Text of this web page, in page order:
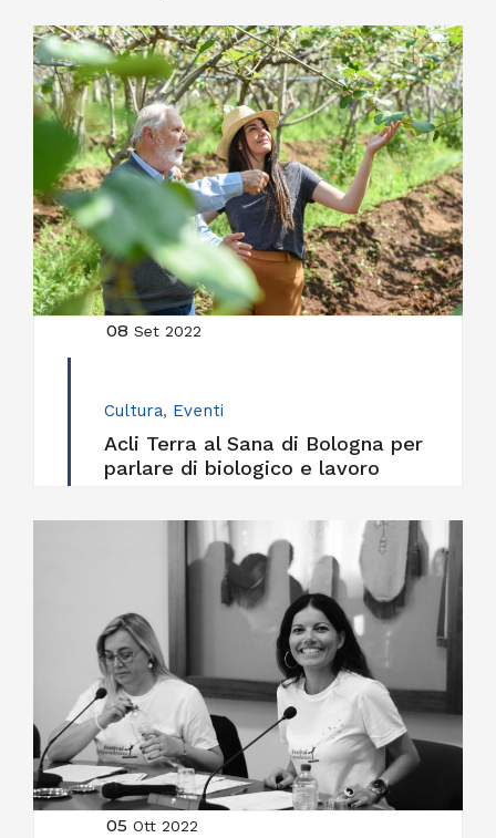
08 Set 2022
Cultura, Eventi
Acli Terra al Sana di Bologna per
parlare di biologico e lavoro
05 Ott 2022